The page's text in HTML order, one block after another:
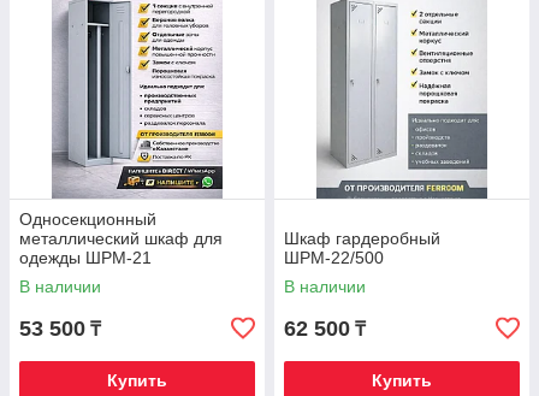
Односекционный
металлический шкаф для
одежды ШРМ-21
В наличии
53 500 ₸
Купить
Шкаф гардеробный
ШРМ-22/500
В наличии
62 500 ₸
Купить